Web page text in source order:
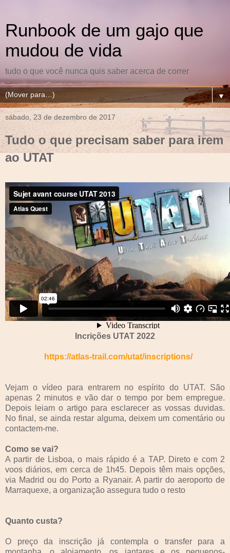
Runbook de um gajo que
mudou de vida
tudo o que você nunca quis saber acerca de correr
▼
sábado, 23 de dezembro de 2017
Tudo o que precisam saber para irem
ao UTAT
Incrições UTAT 2022
https://atlas-trail.com/utat/inscriptions/
Vejam o vídeo para entrarem no espírito do UTAT. São
apenas 2 minutos e vão dar o tempo por bem empregue.
Depois leiam o artigo para esclarecer as vossas duvidas.
No final, se ainda restar alguma, deixem um comentário ou
contactem-me.
Como se vai?
A partir de Lisboa, o mais rápido é a TAP. Direto e com 2
voos diários, em cerca de 1h45. Depois têm mais opções,
via Madrid ou do Porto a Ryanair. A partir do aeroporto de
Marraquexe, a organização assegura tudo o resto
Quanto custa?
O preço da inscrição já contempla o transfer para a